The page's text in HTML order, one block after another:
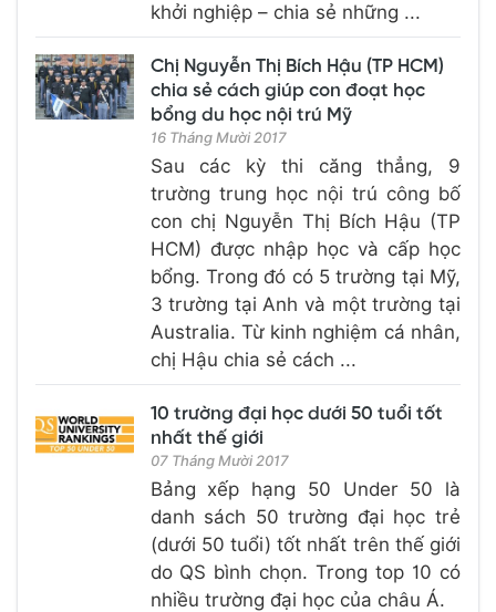
khởi nghiệp – chia sẻ những ...
Chị Nguyễn Thị Bích Hậu (TP HCM)
chia sẻ cách giúp con đoạt học
bổng du học nội trú Mỹ
16 Tháng Mười 2017
Sau các kỳ thi căng thẳng, 9
trường trung học nội trú công bố
con chị Nguyễn Thị Bích Hậu (TP
HCM) được nhập học và cấp học
bổng. Trong đó có 5 trường tại Mỹ,
3 trường tại Anh và một trường tại
Australia. Từ kinh nghiệm cá nhân,
chị Hậu chia sẻ cách ...
10 trường đại học dưới 50 tuổi tốt
nhất thế giới
07 Tháng Mười 2017
Bảng xếp hạng 50 Under 50 là
danh sách 50 trường đại học trẻ
(dưới 50 tuổi) tốt nhất trên thế giới
do QS bình chọn. Trong top 10 có
nhiều trường đại học của châu Á.